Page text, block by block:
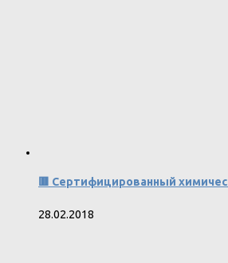
🟥 Сертифицированный
28.02.2018